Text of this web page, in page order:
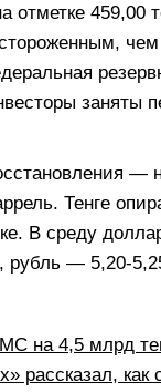
отметке 459,00
заняты
—
Тенге
В среду
рубль — 5,20-
на 4,5 млрд
рассказал,